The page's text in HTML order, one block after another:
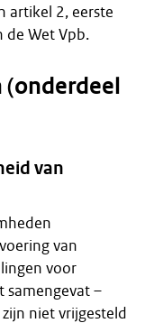
artikel 2, eerste
de Wet Vpb.
(onderdeel
van
van
voor
samengevat –
niet vrijgesteld